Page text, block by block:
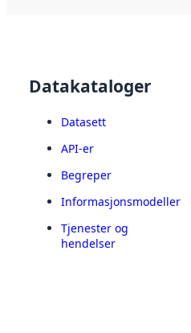
Datakataloger
Datasett
API-er
Begreper
Informasjonsmodeller
Tjenester og
hendelser